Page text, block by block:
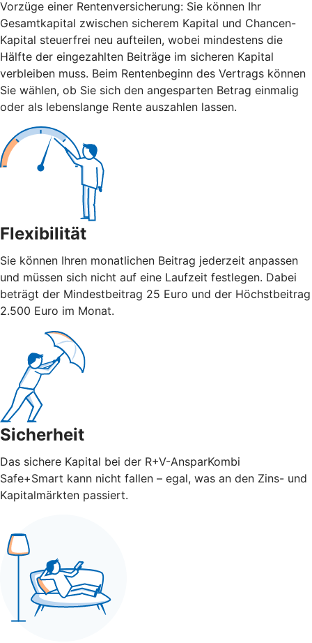
Vorzüge einer Rentenversicherung: Sie können Ihr
Gesamtkapital zwischen sicherem Kapital und Chancen-
Kapital steuerfrei neu aufteilen, wobei mindestens die
Hälfte der eingezahlten Beiträge im sicheren Kapital
verbleiben muss. Beim Rentenbeginn des Vertrags können
Sie wählen, ob Sie sich den angesparten Betrag einmalig
oder als lebenslange Rente auszahlen lassen.
Flexibilität
Sie können Ihren monatlichen Beitrag jederzeit anpassen
und müssen sich nicht auf eine Laufzeit festlegen. Dabei
beträgt der Mindestbeitrag 25 Euro und der Höchstbeitrag
2.500 Euro im Monat.
Sicherheit
Das sichere Kapital bei der R+V-AnsparKombi
Safe+Smart kann nicht fallen – egal, was an den Zins- und
Kapitalmärkten passiert.